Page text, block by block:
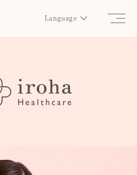
Language